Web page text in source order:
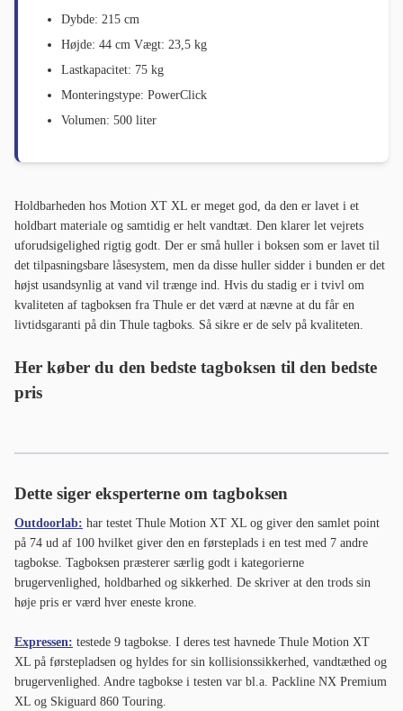
Dybde: 215 cm
Højde: 44 cm Vægt: 23,5 kg
Lastkapacitet: 75 kg
Monteringstype: PowerClick
Volumen: 500 liter
Holdbarheden hos Motion XT XL er meget god, da den er lavet i et
holdbart materiale og samtidig er helt vandtæt. Den klarer let vejrets
uforudsigelighed rigtig godt. Der er små huller i boksen som er lavet til
det tilpasningsbare låsesystem, men da disse huller sidder i bunden er det
højst usandsynlig at vand vil trænge ind. Hvis du stadig er i tvivl om
kvaliteten af tagboksen fra Thule er det værd at nævne at du får en
livtidsgaranti på din Thule tagboks. Så sikre er de selv på kvaliteten.
Her køber du den bedste tagboksen til den bedste
pris
Dette siger eksperterne om tagboksen
Outdoorlab: har testet Thule Motion XT XL og giver den samlet point
på 74 ud af 100 hvilket giver den en førsteplads i en test med 7 andre
tagbokse. Tagboksen præsterer særlig godt i kategorierne
brugervenlighed, holdbarhed og sikkerhed. De skriver at den trods sin
høje pris er værd hver eneste krone.
Expressen: testede 9 tagbokse. I deres test havnede Thule Motion XT
XL på førstepladsen og hyldes for sin kollisionssikkerhed, vandtæthed og
brugervenlighed. Andre tagbokse i testen var bl.a. Packline NX Premium
XL og Skiguard 860 Touring.